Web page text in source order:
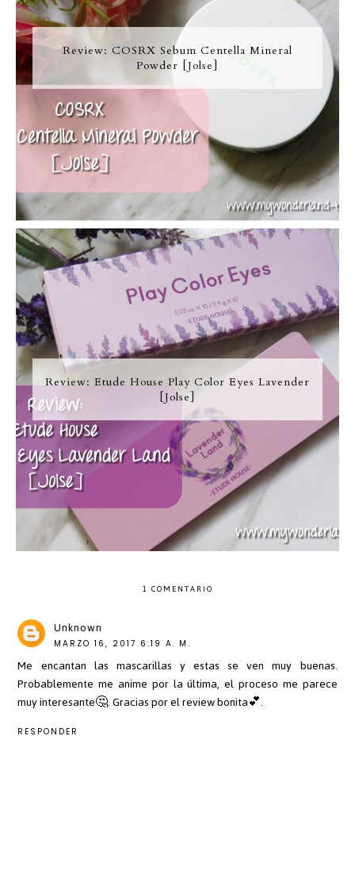
Review: COSRX Sebum Centella Mineral
Powder [Jolse]
Review: Etude House Play Color Eyes Lavender
[Jolse]
1 COMENTARIO
Unknown
MARZO 16, 2017 6:19 A. M.
Me encantan las mascarillas y estas se ven muy buenas.
Probablemente me anime por la última, el proceso me parece
muy interesante🤔. Gracias por el review bonita💕.
RESPONDER